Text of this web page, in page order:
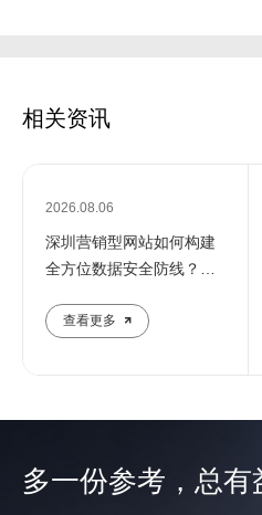
相关资讯
2026.08.06
深圳营销型网站如何构建
全方位数据安全防线？专
查看更多
多一份参考，总有